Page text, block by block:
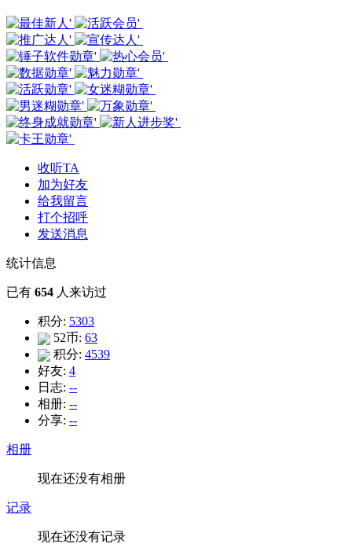
收听TA
加为好友
给我留言
打个招呼
发送消息
统计信息
已有 654 人来访过
积分: 5303
52币: 63
积分: 4539
好友: 4
日志: --
相册: --
分享: --
相册
现在还没有相册
记录
现在还没有记录